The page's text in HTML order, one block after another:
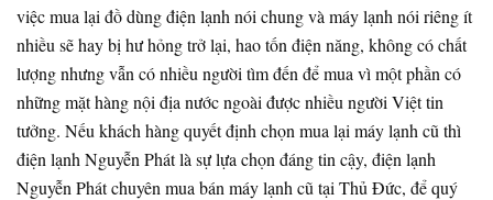
việc mua lại đồ dùng điện lạnh nói chung và máy lạnh nói riêng ít
nhiều sẽ hay bị hư hỏng trở lại, hao tốn điện năng, không có chất
lượng nhưng vẫn có nhiều người tìm đến để mua vì một phần có
những mặt hàng nội địa nước ngoài được nhiều người Việt tin
tưởng. Nếu khách hàng quyết định chọn mua lại máy lạnh cũ thì
điện lạnh Nguyễn Phát là sự lựa chọn đáng tin cậy, điện lạnh
Nguyễn Phát chuyên mua bán máy lạnh cũ tại Thủ Đức, để quý